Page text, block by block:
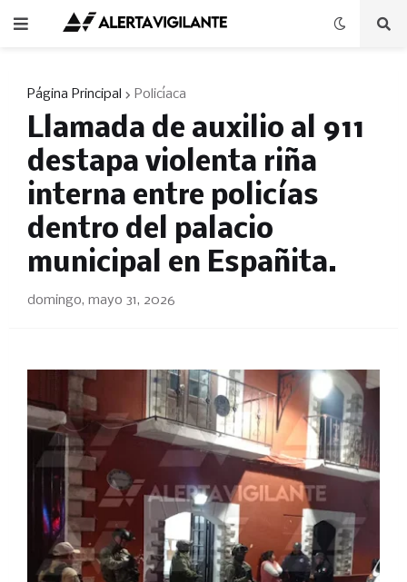
Página Principal Policíaca
Llamada de auxilio al 911
destapa violenta riña
interna entre policías
dentro del palacio
municipal en Españita.
domingo, mayo 31, 2026